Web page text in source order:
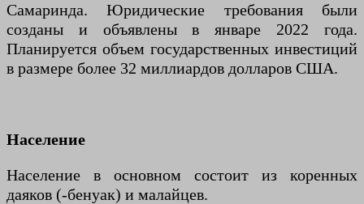
Самаринда. Юридические требования были
созданы и объявлены в январе 2022 года.
Планируется объем государственных инвестиций
в размере более 32 миллиардов долларов США.
Население
Население в основном состоит из коренных
даяков (-бенуак) и малайцев.